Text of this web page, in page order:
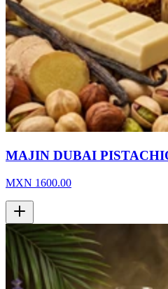
MAJIN DUBAI
MXN 1600.00